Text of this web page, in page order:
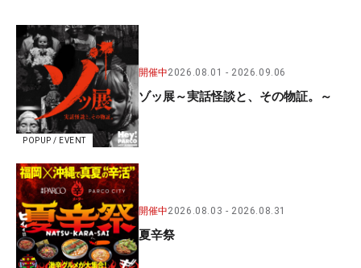
POPUP / EVENT
開催中2026.08.01 2026.09.06
ゾッ展～実話怪談と、その物証。～
開催中2026.08.03 2026.08.31
夏辛祭